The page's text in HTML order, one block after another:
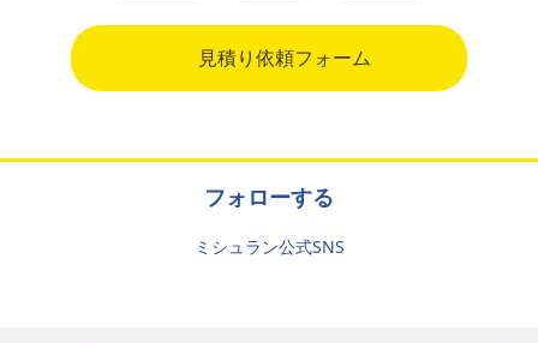
見積り依頼フォーム
フォローする
ミシュラン公式SNS